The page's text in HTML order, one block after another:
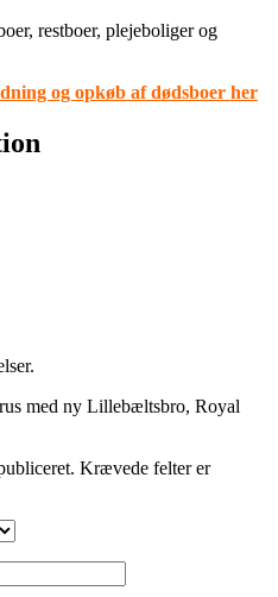
restboer, plejeboliger og
og opkøb af dødsboer her
med ny Lillebæltsbro, Royal
Krævede felter er